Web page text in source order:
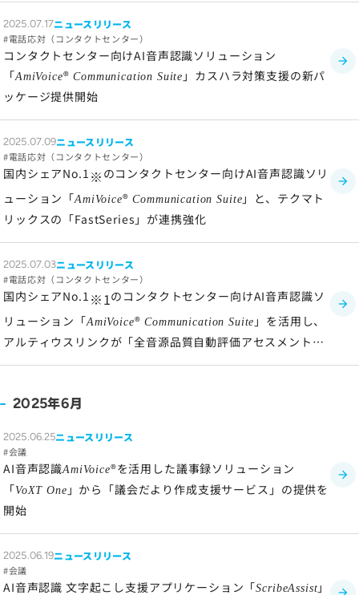
2025.07.17ニュースリリース
電話応対（コンタクトセンター）
コンタクトセンター向けAI音声認識ソリューション
「AmiVoice® Communication Suite 」カスハラ対策支援の新パ
ッケージ提供開始
2025.07.09ニュースリリース
電話応対（コンタクトセンター）
国内シェアNo.1 ※ のコンタクトセンター向けAI音声認識ソリ
ューション「AmiVoice® Communication Suite 」と、テクマト
リックスの「FastSeries」が連携強化
2025.07.03ニュースリリース
電話応対（コンタクトセンター）
国内シェアNo.1 ※1のコンタクトセンター向けAI音声認識ソ
リューション「AmiVoice® Communication Suite 」を活用し、
アルティウスリンクが「全音源品質自動評価アセスメントサ
ービス」を提供開始
2025年6月
2025.06.25ニュースリリース
会議
AI音声認識AmiVoice®を活用した議事録ソリューション
「VoXT One 」から「議会だより作成支援サービス」の提供を
開始
2025.06.19ニュースリリース
会議
AI音声認識 文字起こし支援アプリケーション「ScribeAssist 」